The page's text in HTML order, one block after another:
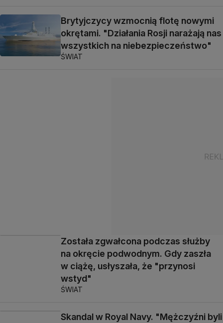
Brytyjczycy wzmocnią flotę nowymi
okrętami. "Działania Rosji narażają nas
wszystkich na niebezpieczeństwo"
ŚWIAT
Została zgwałcona podczas służby
na okręcie podwodnym. Gdy zaszła
w ciążę, usłyszała, że "przynosi
wstyd"
ŚWIAT
Skandal w Royal Navy. "Mężczyźni byli